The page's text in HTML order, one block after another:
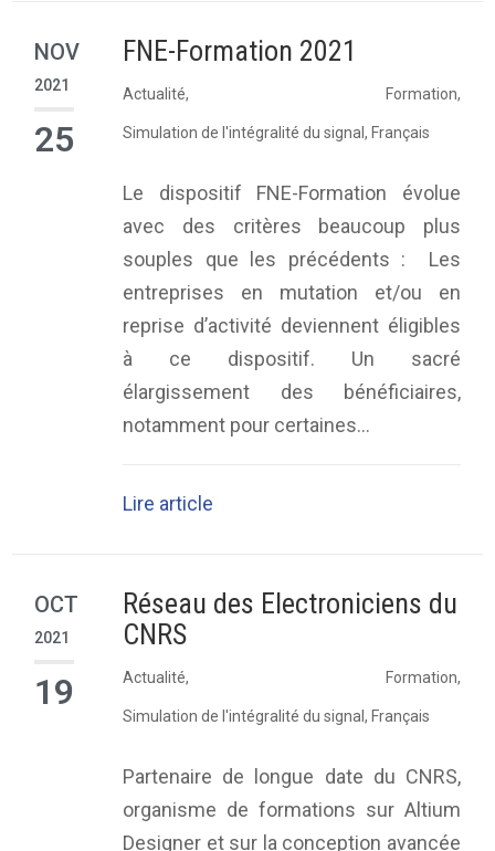
NOV
2021
25
FNE-Formation 2021
Actualité, Formation,
Simulation de l'intégralité du signal, Français
Le dispositif FNE-Formation évolue
avec des critères beaucoup plus
souples que les précédents : Les
entreprises en mutation et/ou en
reprise d’activité deviennent éligibles
à ce dispositif. Un sacré
élargissement des bénéficiaires,
notamment pour certaines...
Lire article
OCT
2021
19
Réseau des Electroniciens du
CNRS
Actualité, Formation,
Simulation de l'intégralité du signal, Français
Partenaire de longue date du CNRS,
organisme de formations sur Altium
Designer et sur la conception avancée